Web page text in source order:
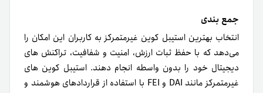
بهترین‌ استیبل‌ کوین‌ غیر‌متمرکز آن‌هایی هستند که‌ ثبات‌ قیمتی
بالایی دارند و‌ توسط قراردادهای‌ هوشمند کنترل می‌شوند، مانند‌
DAI و‌ FEI، که‌ امنیت و‌ شفافیت بیشتری نسبت به استیبل‌ کوین‌
های‌ متمرکز ارائه می‌دهند.
آیا‌ خرید‌ استیبل‌ کوین‌ غیر‌متمرکز برای‌ ایرانیان ریسک دارد؟